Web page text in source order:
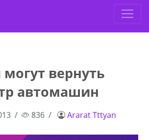
могут вернуть
автомашин
836 Ararat Tttyan